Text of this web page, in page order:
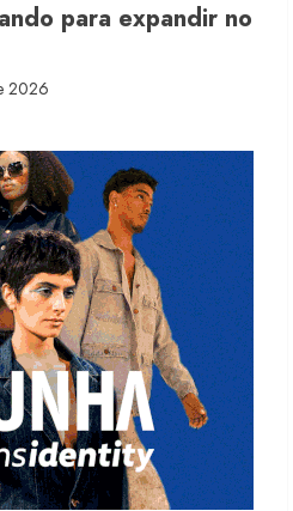
para expandir no
20262026
testa passaporte digital na
de 2026
Pais reforça retomada da
varejo
de 2026